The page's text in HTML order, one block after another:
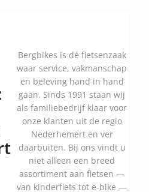
Bergbikes is dé fietsenzaak
waar service, vakmanschap
en beleving hand in hand
gaan. Sinds 1991 staan wij
als familiebedrijf klaar voor
onze klanten uit de regio
Nederhemert en ver
daarbuiten. Bij ons vindt u
niet alleen een breed
assortiment aan fietsen —
van kinderfiets tot e-bike —